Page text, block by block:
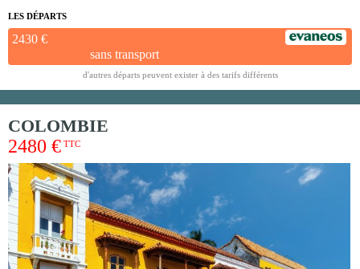
LES DÉPARTS
2430 €
sans transport
d'autres départs peuvent exister à des tarifs différents
COLOMBIE
2480 € TTC